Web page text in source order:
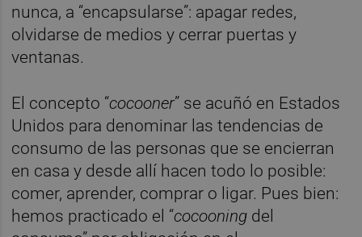
nunca, a “encapsularse”: apagar redes,
olvidarse de medios y cerrar puertas y
ventanas.
El concepto “cocooner” se acuñó en Estados
Unidos para denominar las tendencias de
consumo de las personas que se encierran
en casa y desde allí hacen todo lo posible:
comer, aprender, comprar o ligar. Pues bien:
hemos practicado el “cocooning del